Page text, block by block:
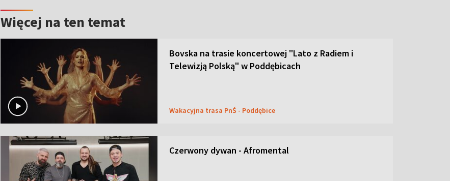
Więcej na ten temat
Bovska na trasie koncertowej "Lato z Radiem i
Telewizją Polską" w Poddębicach
Wakacyjna trasa PnŚ - Poddębice
Czerwony dywan - Afromental